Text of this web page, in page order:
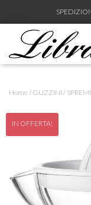
Home / GUZZINI /
IN OFFERTA!